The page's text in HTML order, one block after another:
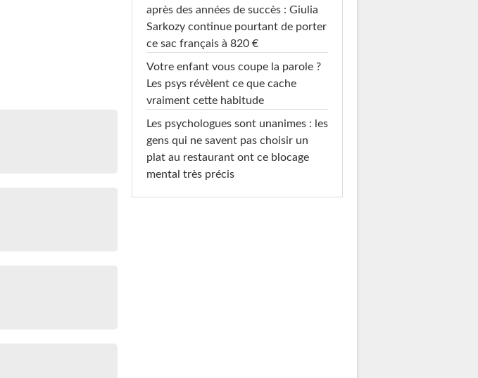
après des années de succès : Giulia
Sarkozy continue pourtant de porter
ce sac français à 820 €
Votre enfant vous coupe la parole ?
Les psys révèlent ce que cache
vraiment cette habitude
Les psychologues sont unanimes : les
gens qui ne savent pas choisir un
plat au restaurant ont ce blocage
mental très précis